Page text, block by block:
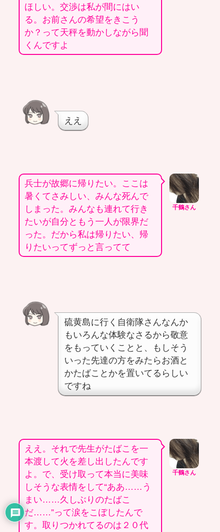
ほしい。交渉は私が間にはい
る。お前さんの希望をきこう
か？って天秤を動かしながら聞
くんですよ
ええ
千鶴さん
兵士が故郷に帰りたい。ここは
暑くてさみしい、みんな死んで
しまった。みんなも連れて行き
たいが自分ともう一人が限界だ
った。だから私は帰りたい、帰
りたいってずっと言ってて
硫黄島に行く自衛隊さんなんか
もいろんな体験なさるから敬意
をもっていくことと、もしそう
いった先達の方をみたらお酒と
かたばことかを置いてるらしい
ですね
千鶴さん
ええ。それで先生がたばこを一
本渡して火を差し出したんです
よ。で、受け取って本当に美味
しそうな表情をして“ああ……う
まい……久しぶりのたばこ
だ……”って涙をこぼしたんで
す。取りつかれてるのは２０代